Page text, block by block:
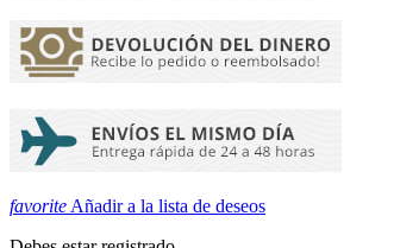
favoriteAñadir a la lista de deseos